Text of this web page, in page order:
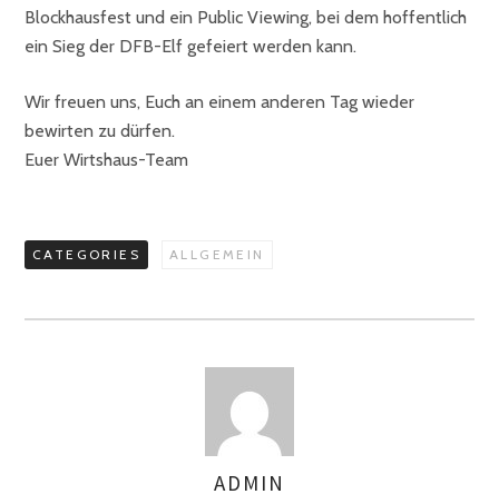
Blockhausfest und ein Public Viewing, bei dem hoffentlich
ein Sieg der DFB-Elf gefeiert werden kann.
Wir freuen uns, Euch an einem anderen Tag wieder
bewirten zu dürfen.
Euer Wirtshaus-Team
CATEGORIES ALLGEMEIN
ADMIN